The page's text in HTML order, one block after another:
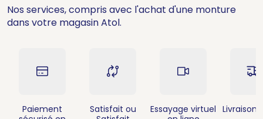
Nos services, compris avec l'achat d'une monture
dans votre magasin Atol.
Paiement
Satisfait ou
Essayage virtuel Livraison